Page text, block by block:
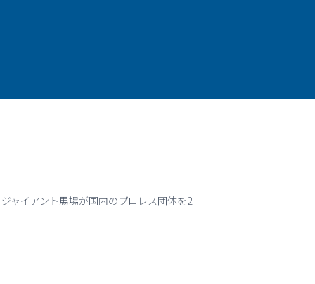
ャイアント馬場が国内のプロレス団体を2